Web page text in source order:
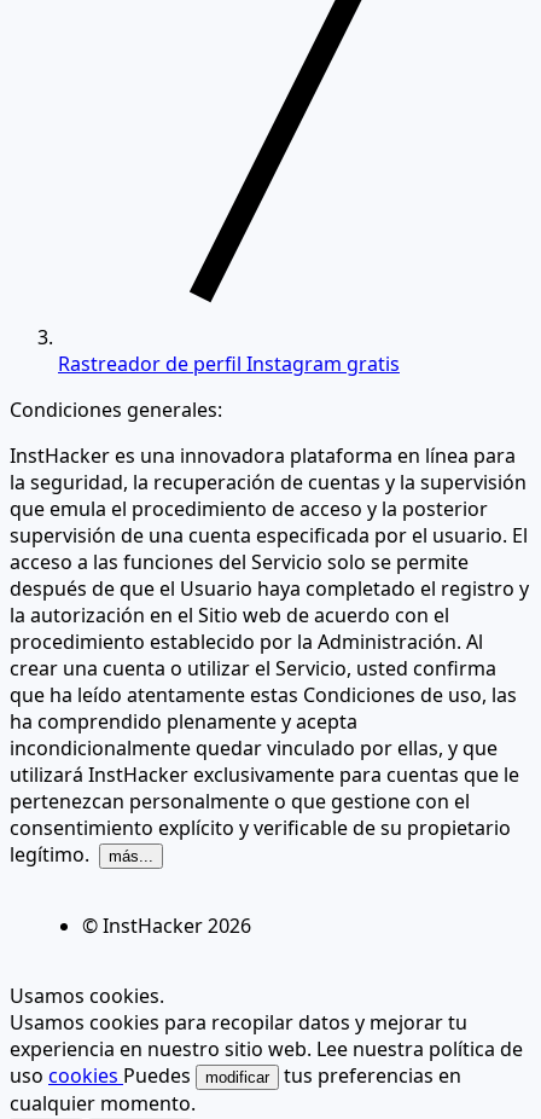
Rastreador de perfil Instagram gratis
Condiciones generales:
InstHacker es una innovadora plataforma en línea para
la seguridad, la recuperación de cuentas y la supervisión
que emula el procedimiento de acceso y la posterior
supervisión de una cuenta especificada por el usuario. El
acceso a las funciones del Servicio solo se permite
después de que el Usuario haya completado el registro y
la autorización en el Sitio web de acuerdo con el
procedimiento establecido por la Administración. Al
crear una cuenta o utilizar el Servicio, usted confirma
que ha leído atentamente estas Condiciones de uso, las
ha comprendido plenamente y acepta
incondicionalmente quedar vinculado por ellas, y que
utilizará InstHacker exclusivamente para cuentas que le
pertenezcan personalmente o que gestione con el
consentimiento explícito y verificable de su propietario
legítimo.
más...
© InstHacker2026
Usamos cookies.
Usamos cookies para recopilar datos y mejorar tu
experiencia en nuestro sitio web. Lee nuestra política de
uso cookies Puedes modificar
tus preferencias en
cualquier momento.